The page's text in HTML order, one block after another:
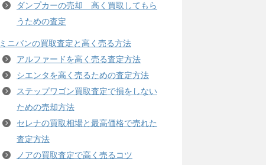
ダンプカーの売却 高く買取してもら
うための査定
ミニバンの買取査定と高く売る方法
アルファードを高く売る査定方法
シエンタを高く売るための査定方法
ステップワゴン買取査定で損をしない
ための売却方法
セレナの買取相場と最高価格で売れた
査定方法
ノアの買取査定で高く売るコツ